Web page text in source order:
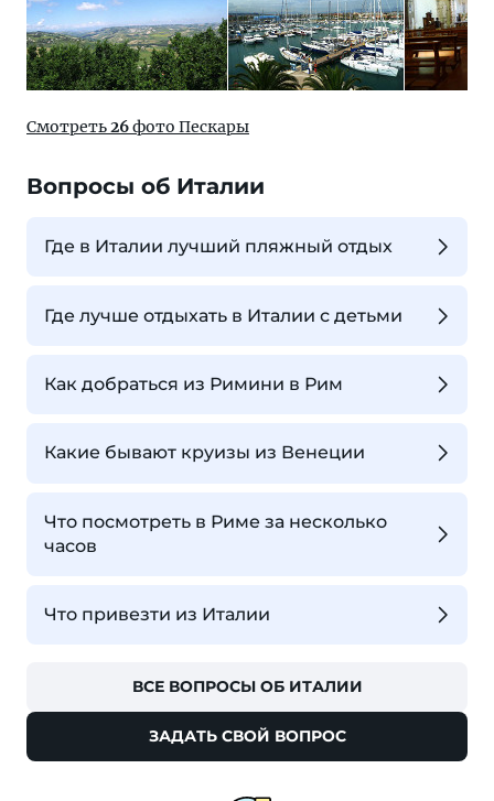
Смотреть26фото Пескары
Вопросы об Италии
Где в Италии лучший пляжный отдых
Где лучше отдыхать в Италии с детьми
Как добраться из Римини в Рим
Какие бывают круизы из Венеции
Что посмотреть в Риме за несколько
часов
Что привезти из Италии
ВСЕ ВОПРОСЫ ОБ ИТАЛИИ
ЗАДАТЬ СВОЙ ВОПРОС